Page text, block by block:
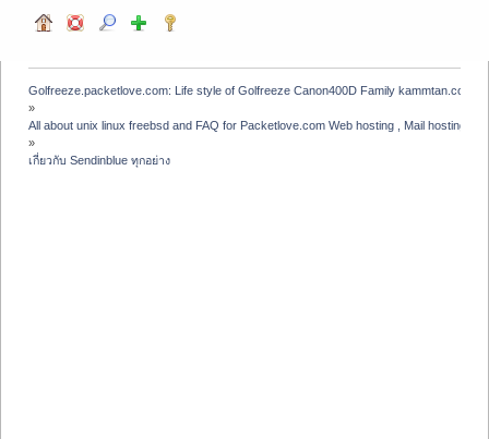
Golfreeze.packetlove.com: Life style of Golfreeze Canon400D Family kammtan.com
»
All about unix linux freebsd and FAQ for Packetlove.com Web hosting , Mail hosting ,
»
เกี่ยวกับ Sendinblue ทุกอย่าง